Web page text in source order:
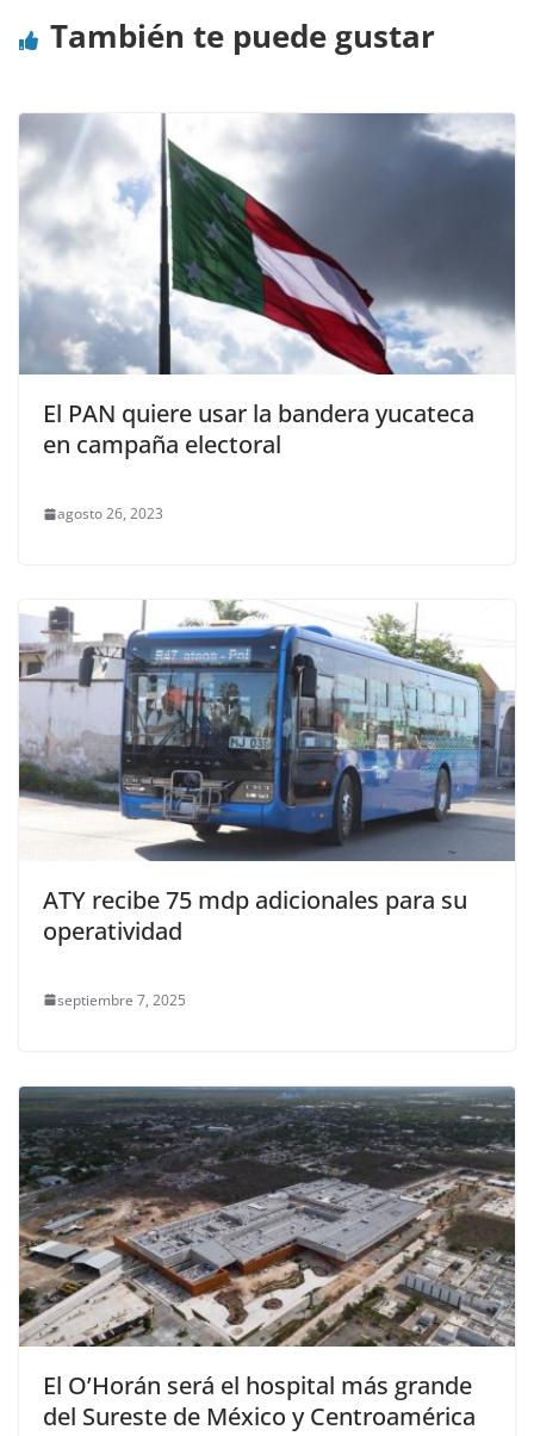
También te puede gustar
El PAN quiere usar la bandera yucateca
en campaña electoral
agosto 26, 2023
ATY recibe 75 mdp adicionales para su
operatividad
septiembre 7, 2025
El O’Horán será el hospital más grande
del Sureste de México y Centroamérica